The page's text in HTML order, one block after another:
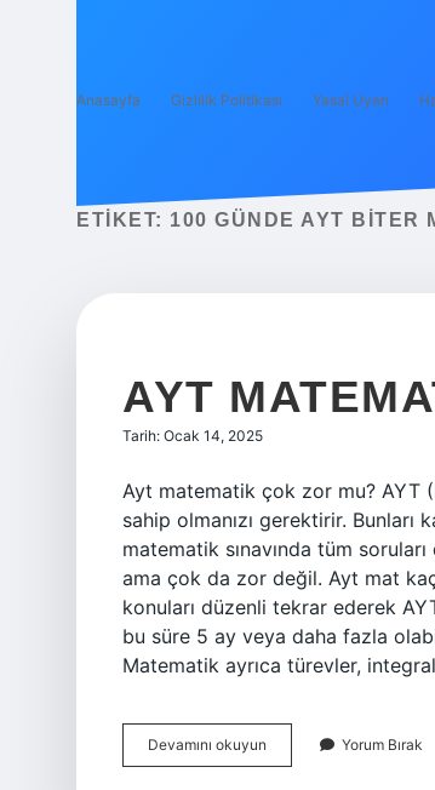
Anasayfa Gizlilik Politikası Yasal Uyarı
ETIKET: 100 GÜNDE AYT BITER
AYT
Tarih: Ocak 14, 2025
Ayt matematik çok zor mu? AYT
sahip olmanızı gerektirir. Bunları
matematik sınavında tüm
ama çok da zor değil. Ayt mat
konuları düzenli tekrar ederek
bu süre 5 ay veya daha fazla
Matematik ayrıca türevler,
Devamını okuyun
Matematik
Yorum Bırak